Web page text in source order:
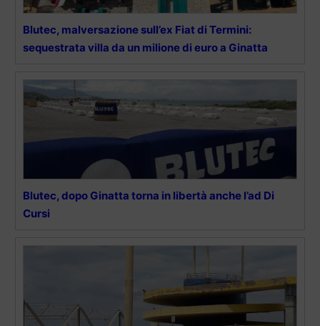
Blutec, malversazione sull’ex Fiat di Termini:
sequestrata villa da un milione di euro a Ginatta
Blutec, dopo Ginatta torna in libertà anche l’ad Di
Cursi